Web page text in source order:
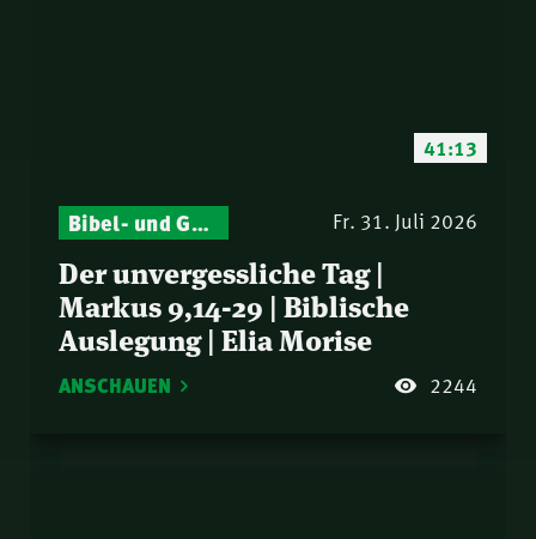
41:13
Bibel- und Gebetsstunde – Jeden Donnerstag neu: Vers-für-Vers-Auslegungen Fr. 31. Juli 2026
Der unvergessliche Tag |
Markus 9,14-29 | Biblische
Auslegung | Elia Morise
ANSCHAUEN 2244